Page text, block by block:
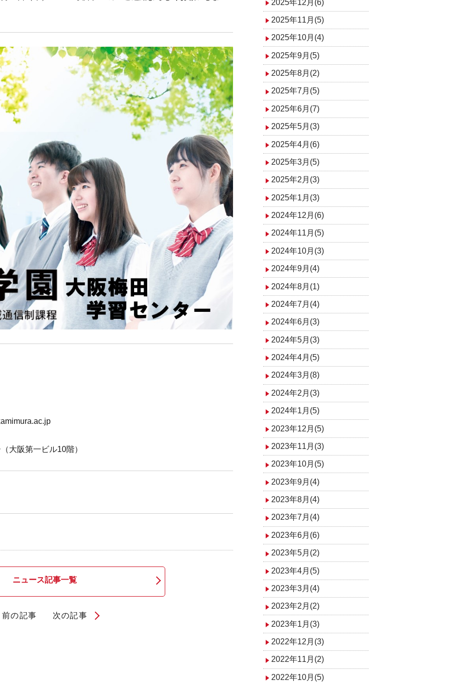
大阪第一ビル10階）
ニュース記事一覧
前の記事 次の記事
2025年12月(6)
2025年11月(5)
2025年10月(4)
2025年9月(5)
2025年8月(2)
2025年7月(5)
2025年6月(7)
2025年5月(3)
2025年4月(6)
2025年3月(5)
2025年2月(3)
2025年1月(3)
2024年12月(6)
2024年11月(5)
2024年10月(3)
2024年9月(4)
2024年8月(1)
2024年7月(4)
2024年6月(3)
2024年5月(3)
2024年4月(5)
2024年3月(8)
2024年2月(3)
2024年1月(5)
2023年12月(5)
2023年11月(3)
2023年10月(5)
2023年9月(4)
2023年8月(4)
2023年7月(4)
2023年6月(6)
2023年5月(2)
2023年4月(5)
2023年3月(4)
2023年2月(2)
2023年1月(3)
2022年12月(3)
2022年11月(2)
2022年10月(5)